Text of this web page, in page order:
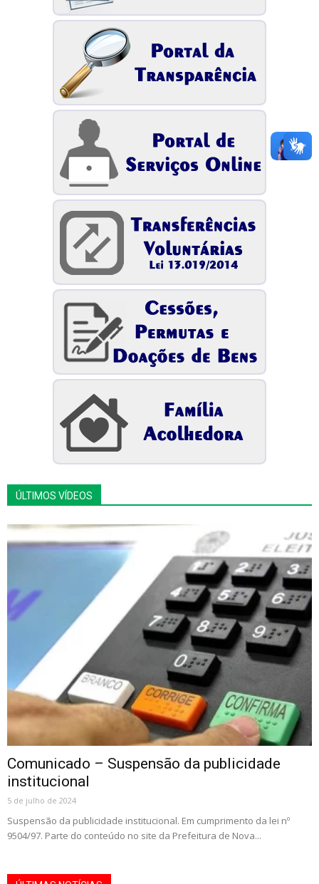
ÚLTIMOS VÍDEOS
Comunicado – Suspensão da publicidade
institucional
5 de julho de 2024
Suspensão da publicidade institucional. Em cumprimento da lei nº
9504/97. Parte do conteúdo no site da Prefeitura de Nova...